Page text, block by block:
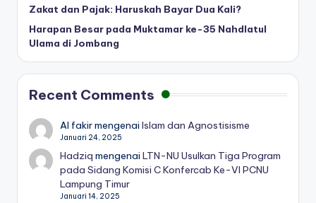
Zakat dan Pajak: Haruskah Bayar Dua Kali?
Harapan Besar pada Muktamar ke-35 Nahdlatul
Ulama di Jombang
Recent Comments
Al fakirmengenaiIslam dan Agnostisisme
Januari 24, 2025
Hadziq mengenaiLTN-NU Usulkan Tiga Program
pada Sidang Komisi C Konfercab Ke-VI PCNU
Lampung Timur
Januari 14, 2025